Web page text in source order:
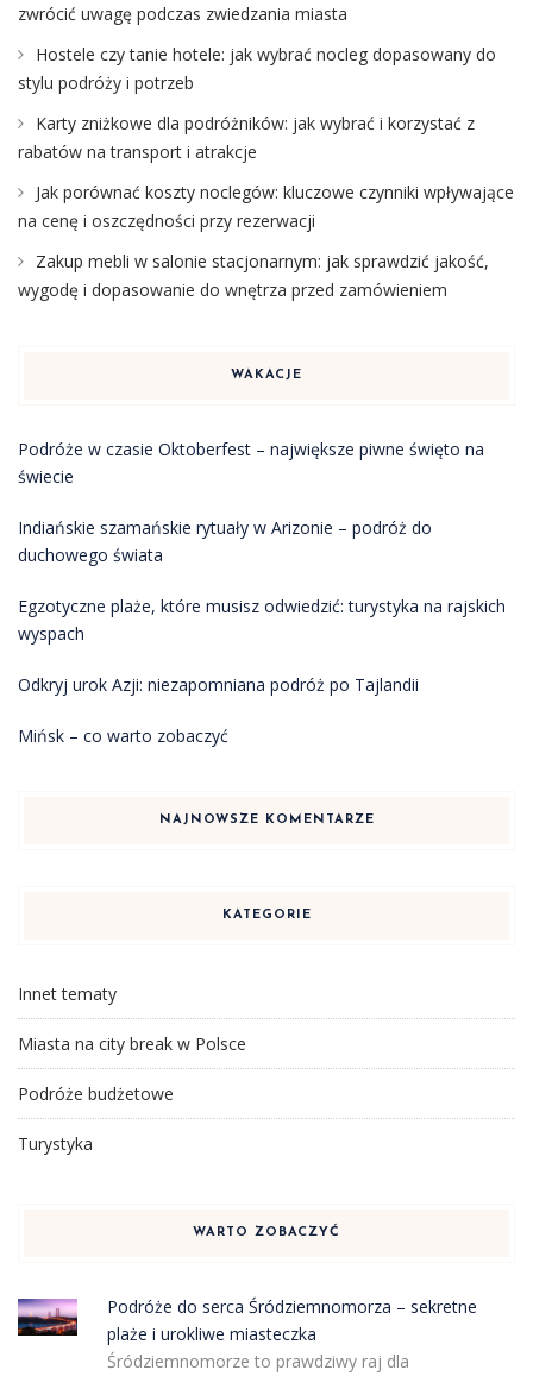
zwrócić uwagę podczas zwiedzania miasta
Hostele czy tanie hotele: jak wybrać nocleg dopasowany do
stylu podróży i potrzeb
Karty zniżkowe dla podróżników: jak wybrać i korzystać z
rabatów na transport i atrakcje
Jak porównać koszty noclegów: kluczowe czynniki wpływające
na cenę i oszczędności przy rezerwacji
Zakup mebli w salonie stacjonarnym: jak sprawdzić jakość,
wygodę i dopasowanie do wnętrza przed zamówieniem
WAKACJE
Podróże w czasie Oktoberfest – największe piwne święto na
świecie
Indiańskie szamańskie rytuały w Arizonie – podróż do
duchowego świata
Egzotyczne plaże, które musisz odwiedzić: turystyka na rajskich
wyspach
Odkryj urok Azji: niezapomniana podróż po Tajlandii
Mińsk – co warto zobaczyć
NAJNOWSZE KOMENTARZE
KATEGORIE
Innet tematy
Miasta na city break w Polsce
Podróże budżetowe
Turystyka
WARTO ZOBACZYĆ
Podróże do serca Śródziemnomorza – sekretne
plaże i urokliwe miasteczka
Śródziemnomorze to prawdziwy raj dla